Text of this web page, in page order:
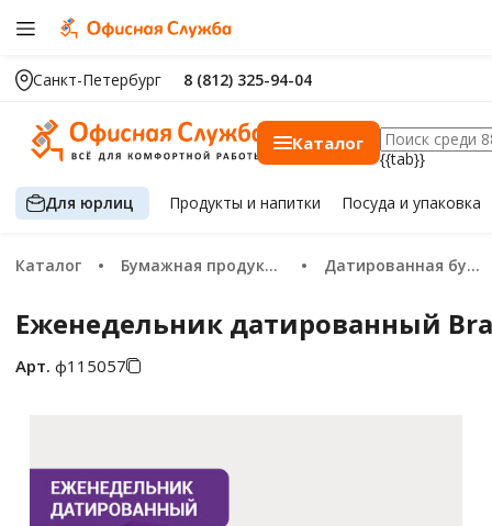
Санкт-Петербург 8 (812) 325-94-04
Каталог
{{tab}}
Для юрлиц Продуктыи напитки Посуда и упаковка
Каталог Бумажная продукция Датированная бумажная продукция 2026
Еженедельник датированный
Арт. ф115057